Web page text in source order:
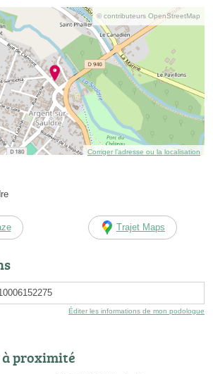
© contributeurs OpenStreetMap
Corriger l’adresse ou la localisation
Trajet Maps
Éditer les informations de mon podologue
à proximité